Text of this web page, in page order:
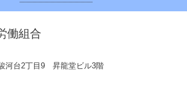
働組合
河台2丁目9 昇龍堂ビル3階